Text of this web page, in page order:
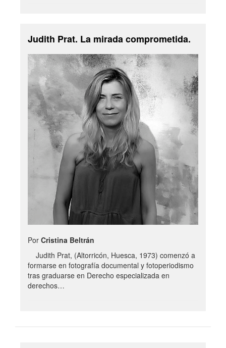
Judith Prat. La mirada comprometida.
Por Cristina Beltrán
Judith Prat, (Altorricón, Huesca, 1973) comenzó a
formarse en fotografía documental y fotoperiodismo
tras graduarse en Derecho especializada en
derechos…